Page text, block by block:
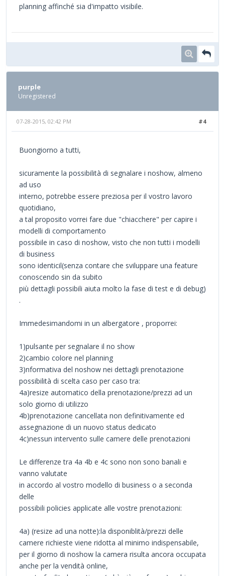
planning affinché sia d'impatto visibile.
purple
Unregistered
#4
07-28-2015, 02:42 PM
Buongiorno a tutti,
sicuramente la possibilità di segnalare i noshow, almeno
ad uso
interno, potrebbe essere preziosa per il vostro lavoro
quotidiano,
a tal proposito vorrei fare due "chiacchere" per capire i
modelli di comportamento
possibile in caso di noshow, visto che non tutti i modelli
di business
sono identicil(senza contare che sviluppare una feature
conoscendo sin da subito
più dettagli possibili aiuta molto la fase di test e di debug)
.
Immedesimandomi in un albergatore , proporrei:
1)pulsante per segnalare il no show
2)cambio colore nel planning
3)nformativa del noshow nei dettagli prenotazione
possibilità di scelta caso per caso tra:
4a)resize automatico della prenotazione/prezzi ad un
solo giorno di utilizzo
4b)prenotazione cancellata non definitivamente ed
assegnazione di un nuovo status dedicato
4c)nessun intervento sulle camere delle prenotazioni
Le differenze tra 4a 4b e 4c sono non sono banali e
vanno valutate
in accordo al vostro modello di business o a seconda
delle
possibili policies applicate alle vostre prenotazioni:
4a) (resize ad una notte):la disponiblità/prezzi delle
camere richieste viene ridotta al minimo indispensabile,
per il giorno di noshow la camera risulta ancora occupata
anche per la vendità online,